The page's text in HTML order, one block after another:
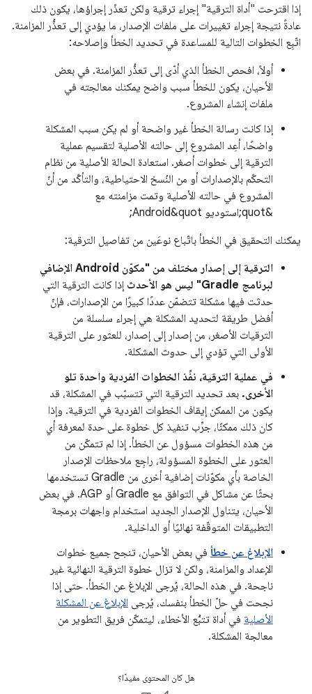
إذا اقترحت "أداة الترقية" إجراء ترقية ولكن تعذّر إجراؤها، يكون ذلك
عادةً نتيجة إجراء تغييرات على ملفات الإصدار، ما يؤدي إلى تعذُّر المزامنة.
اتّبِع الخطوات التالية للمساعدة في تحديد الخطأ وإصلاحه:
أولاً، افحص الخطأ الذي أدّى إلى تعذُّر المزامنة. في بعض
الأحيان، يكون للخطأ سبب واضح يمكنك معالجته في
ملفات إنشاء المشروع.
إذا كانت رسالة الخطأ غير واضحة أو لم يكن سبب المشكلة
واضحًا، أعِد المشروع إلى حالته الأصلية لتقسيم عملية
الترقية إلى خطوات أصغر. استعادة الحالة الأصلية من نظام
التحكّم بالإصدارات أو من النُسخ الاحتياطية، والتأكّد من أنّ
المشروع في حالته الأصلية وتمت مزامنته مع
&quot;استوديو Android&quot;
يمكنك التحقيق في الخطأ باتّباع نوعَين من تفاصيل الترقية:
الترقية إلى إصدار مختلف من "مكوّن Android الإضافي
لبرنامج Gradle" ليس هو الأحدث
إذا كانت الترقية التي
حدثت فيها مشكلة تتضمّن عددًا كبيرًا من الإصدارات، فإنّ
أفضل طريقة لتحديد المشكلة هي إجراء سلسلة من
الترقيات الأصغر، من إصدار إلى إصدار، للعثور على الترقية
الأولى التي تؤدي إلى حدوث المشكلة.
في عملية الترقية، نفِّذ الخطوات الفردية واحدة تلو
الأخرى. بعد تحديد الترقية التي تتسبّب في المشكلة، قد
يكون من الممكن إيقاف الخطوات الفردية في الترقية. وإذا
كان ذلك ممكنًا، جرِّب تنفيذ كل خطوة على حدة لمعرفة أي
من هذه الخطوات مسؤول عن الخطأ. إذا لم تتمكّن من
العثور على الخطوة المسؤولة، راجِع ملاحظات الإصدار
الخاصة بأي مكوّنات إضافية أخرى من Gradle تستخدمها
بحثًا عن مشاكل في التوافق مع Gradle أو AGP. في بعض
الأحيان، يتناول الإصدار الجديد استخدام واجهات برمجة
التطبيقات المتوقّفة نهائيًا أو الداخلية.
الإبلاغ عن خطأ في بعض الأحيان، تنجح جميع خطوات
الإعداد والمزامنة، ولكن لا تزال خطوة الترقية النهائية غير
ناجحة. في هذه الحالة، يُرجى الإبلاغ عن الخطأ. حتى إذا
نجحت في حلّ الخطأ بنفسك، يُرجى الإبلاغ عن المشكلة
الأصلية في أداة تتبُّع الأخطاء، ليتمكّن فريق التطوير من
معالجة المشكلة.
هل كان المحتوى مفيدًا؟